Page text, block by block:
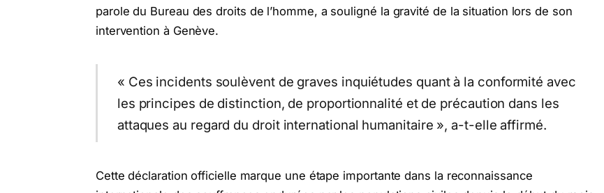
parole du Bureau des droits de l’homme, a souligné la gravité de la situation lors de son
intervention à Genève.
« Ces incidents soulèvent de graves inquiétudes quant à la conformité avec
les principes de distinction, de proportionnalité et de précaution dans les
attaques au regard du droit international humanitaire », a-t-elle affirmé.
Cette déclaration officielle marque une étape importante dans la reconnaissance